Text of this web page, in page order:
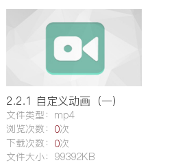
2.2.1 自定义动画（一）
文件类型：mp4
浏览次数： 0次
下载次数： 0次
文件大小：99392KB